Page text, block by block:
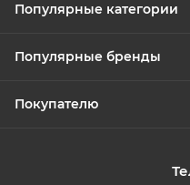
Популярные категории
Популярные бренды
Покупателю